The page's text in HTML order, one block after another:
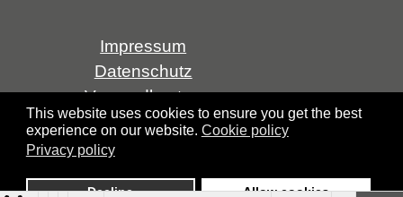
This website uses cookies to ensure you get the best
experience on our website. Cookie policy
Privacy policy
Decline Allow cookies
Impressum
Datenschutz
Versandkosten
AGB
Widerrufsrecht